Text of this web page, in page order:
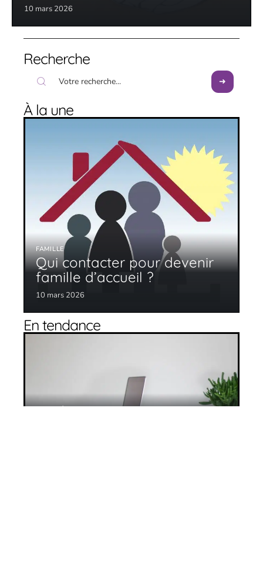
10 mars 2026
Recherche
À la une
FAMILLE
Qui contacter pour devenir
famille d’accueil ?
10 mars 2026
En tendance
Les défis de la gestion des EHPAD